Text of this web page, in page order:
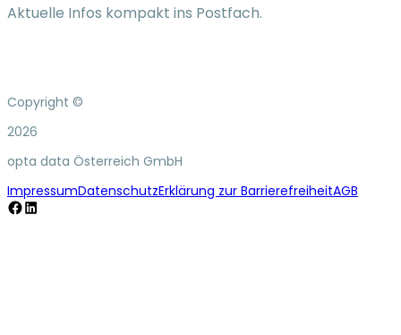
Aktuelle Infos kompakt ins Postfach.
Copyright ©
2026
opta data Österreich GmbH
ImpressumDatenschutzErklärung zur BarrierefreiheitAGB
Facebook